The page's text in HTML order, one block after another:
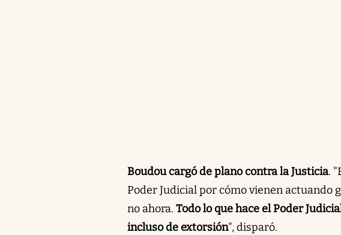
Boudou cargó de plano contra la Justicia.
Poder Judicial por cómo vienen actuando
no ahora. Todo lo que hace el Poder
incluso de extorsión", disparó.